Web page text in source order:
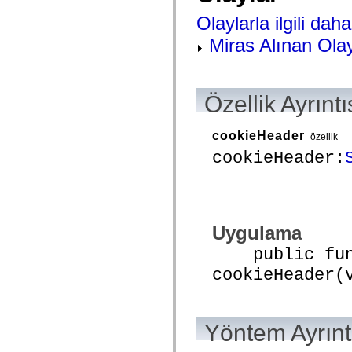
mx.automation.delegates.advancedDataGrid
mx.automation.delegates.controls.fileSystemClasses
Olaylarla ilgili
Miras Alınan
Özellik
cookieHeader özellik
cookieHeader:
Uygulama
public
Yöntem